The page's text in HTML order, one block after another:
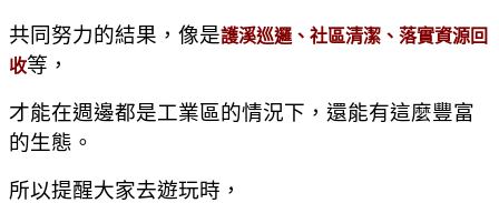
共同努力的結果，像是護溪巡邏、社區清潔、落實資源回
收等，
才能在週邊都是工業區的情況下，還能有這麼豐富
的生態。
所以提醒大家去遊玩時，